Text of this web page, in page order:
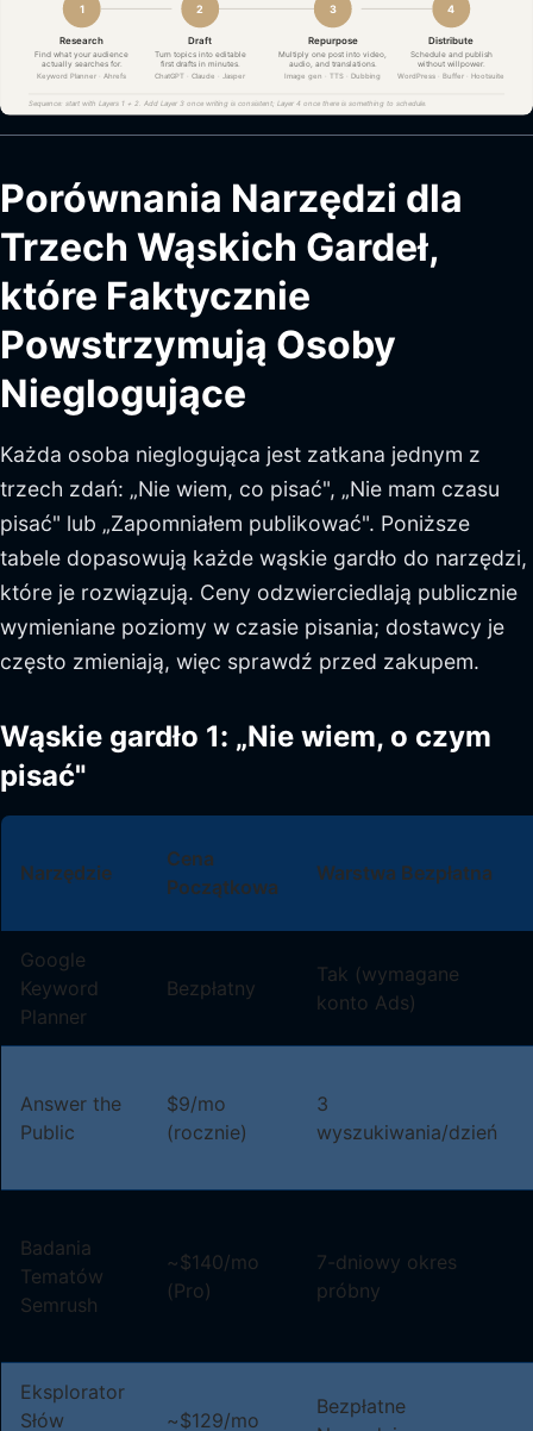
Porównania Narzędzi dla
Trzech Wąskich Gardeł,
które Faktycznie
Powstrzymują Osoby
Nieglogujące
Każda osoba nieglogująca jest zatkana jednym z
trzech zdań: „Nie wiem, co pisać", „Nie mam czasu
pisać" lub „Zapomniałem publikować". Poniższe
tabele dopasowują każde wąskie gardło do narzędzi,
które je rozwiązują. Ceny odzwierciedlają publicznie
wymieniane poziomy w czasie pisania; dostawcy je
często zmieniają, więc sprawdź przed zakupem.
Wąskie gardło 1: „Nie wiem, o czym
pisać"
Narzędzie
Cena
Początkowa
Warstwa Bezpłatna
Google
Keyword
Planner
Bezpłatny
Tak (wymagane
konto Ads)
Answer the
Public
$9/mo
(rocznie)
3
wyszukiwania/dzień
Badania
Tematów
Semrush
~$140/mo
(Pro)
7-dniowy okres
próbny
Eksplorator
Słów
~$129/mo
Bezpłatne